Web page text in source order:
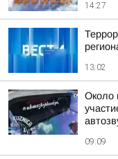
14:27
13:02
Около
09:09